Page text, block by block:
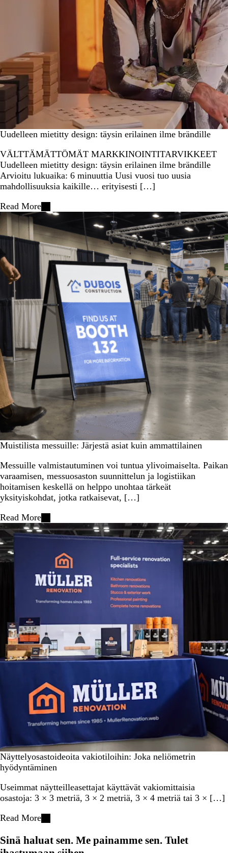
Uudelleen mietitty design: täysin erilainen ilme brändille
VÄLTTÄMÄTTÖMÄT MARKKINOINTITARVIKKEET
Uudelleen mietitty design: täysin erilainen ilme brändille
Arvioitu lukuaika: 6 minuuttia Uusi vuosi tuo uusia
mahdollisuuksia kaikille… erityisesti […]
Read More
Muistilista messuille: Järjestä asiat kuin ammattilainen
Messuille valmistautuminen voi tuntua ylivoimaiselta. Paikan
varaamisen, messuosaston suunnittelun ja logistiikan
hoitamisen keskellä on helppo unohtaa tärkeät
yksityiskohdat, jotka ratkaisevat, […]
Read More
Näyttelyosastoideoita vakiotiloihin: Joka neliömetrin
hyödyntäminen
Useimmat näytteilleasettajat käyttävät vakiomittaisia
osastoja: 3 × 3 metriä, 3 × 2 metriä, 3 × 4 metriä tai 3 × […]
Read More
Sinä haluat sen. Me painamme sen. Tulet